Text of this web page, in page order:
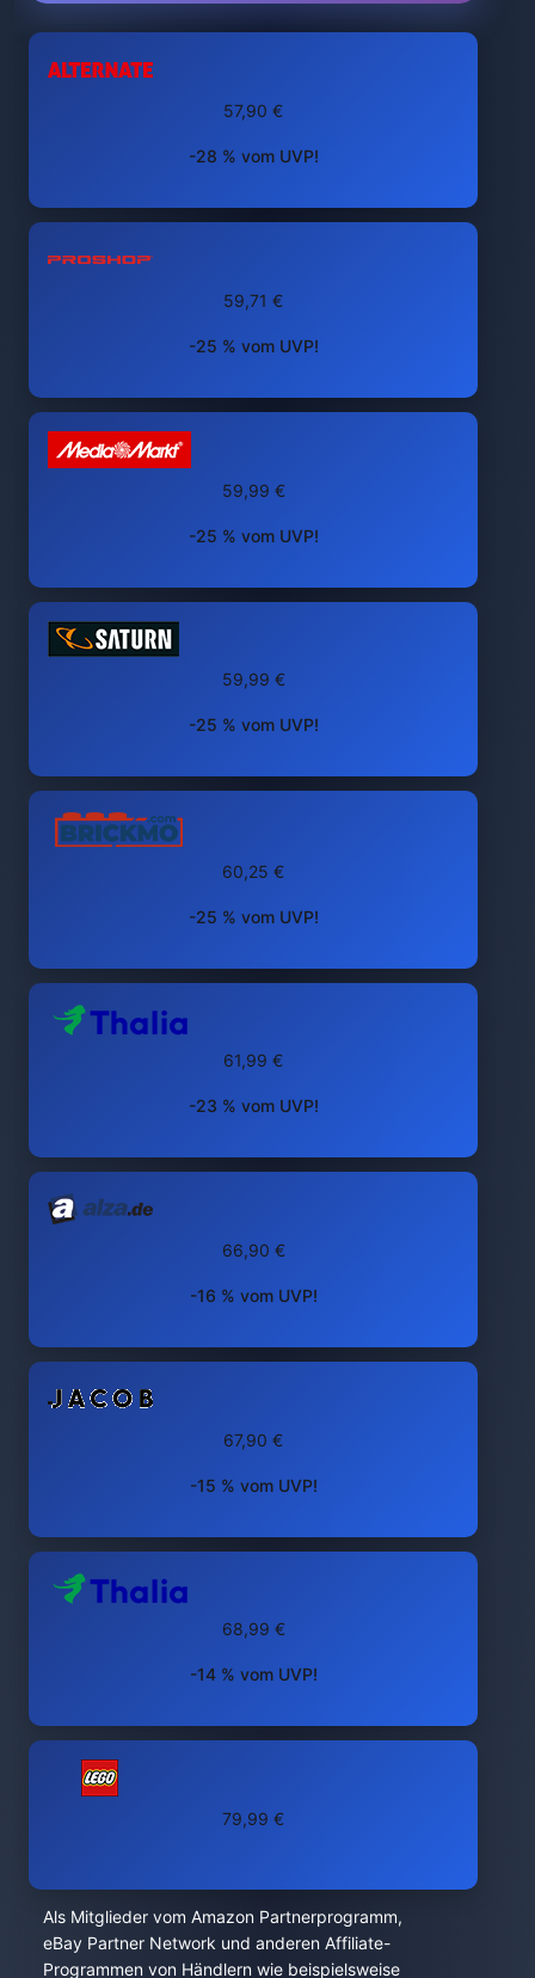
57,90 €
-28 % vom UVP!
59,71 €
-25 % vom UVP!
59,99 €
-25 % vom UVP!
59,99 €
-25 % vom UVP!
60,25 €
-25 % vom UVP!
61,99 €
-23 % vom UVP!
66,90 €
-16 % vom UVP!
67,90 €
-15 % vom UVP!
68,99 €
-14 % vom UVP!
79,99 €
Als Mitglieder vom Amazon Partnerprogramm,
eBay Partner Network und anderen Affiliate-
Programmen von Händlern wie beispielsweise